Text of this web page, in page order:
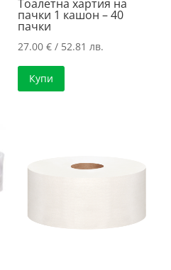
Тоалетна хартия на
пачки 1 кашон – 40
пачки
27.00€ / 52.81 лв.
Купи